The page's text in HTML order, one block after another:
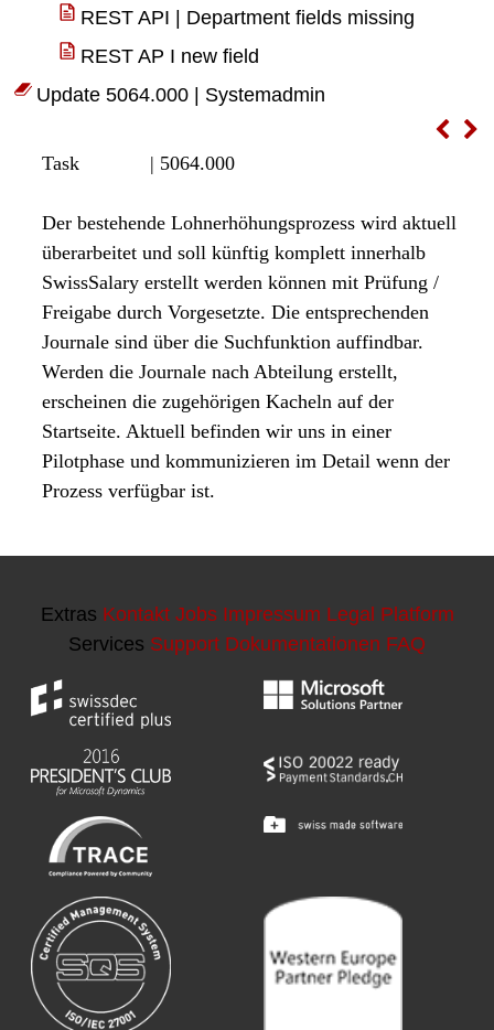
Extras Kontakt Jobs Impressum Legal Platform
Services Support Dokumentationen FAQ